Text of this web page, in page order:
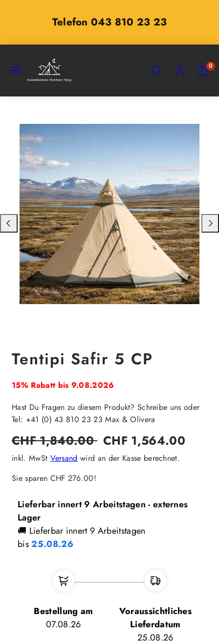
Telefon 043 810 23 23
SPEISEKARTE 0
Nach
links
schieben
Nach
Tentipi Safir 5 CP
15% Rabatt bis 9.08.2026
Hast Du Fragen zu diesem Produkt? Schreibe uns oder
Tel: +41 (0) 43 810 23 23 Max & Olivera
Regulärer
Preis
CHF 1,840.00 Verkaufspreis
CHF 1,564.00
inkl. MwSt Versand wird an der Kasse berechnet.
Sie sparen CHF 276.00!
Lieferbar innert 9 Arbeitstagen - externes
Lager
🚚 Lieferbar innert 9 Arbeitstagen
bis25.08.26
Bestellung am
07.08.26
Voraussichtliches
Lieferdatum
25.08.26